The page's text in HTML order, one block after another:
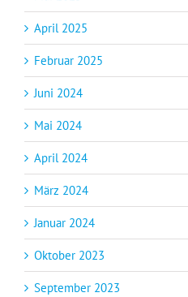
April 2025
Februar 2025
Juni 2024
Mai 2024
April 2024
März 2024
Januar 2024
Oktober 2023
September 2023